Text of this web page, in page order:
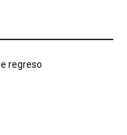
regreso